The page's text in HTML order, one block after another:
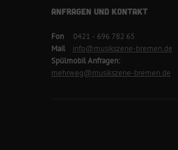
ANFRAGEN UND KONTAKT
Fon
0421 - 696 782 65
Mail
info@musikszene-bremen.de
Spülmobil Anfragen:
mehrweg@musikszene-bremen.de